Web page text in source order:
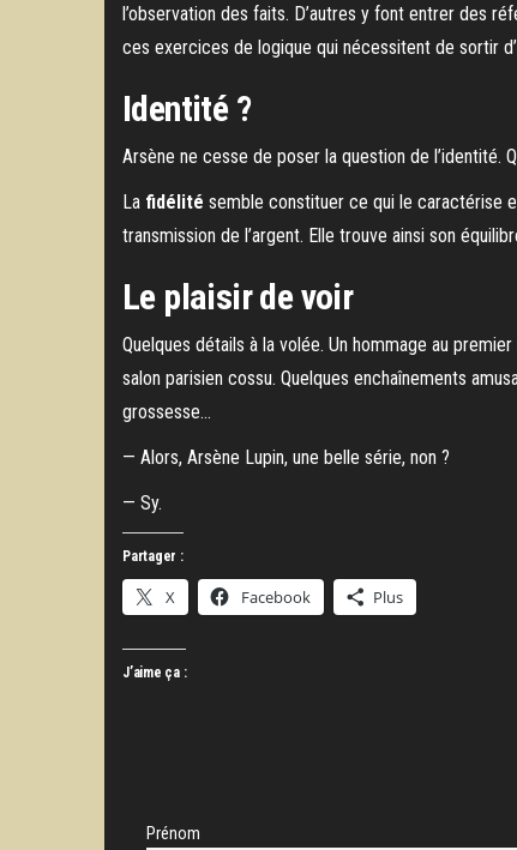
l’observation des faits. D’autres y font entrer des
ces exercices de logique qui nécessitent de sortir
Identité ?
Arsène ne cesse de poser la question de l’identité.
La fidélité semble constituer ce qui le caractérise
transmission de l’argent. Elle trouve ainsi son
Le plaisir de voir
Quelques détails à la volée. Un hommage au
salon parisien cossu. Quelques enchaînements
grossesse…
— Alors, Arsène Lupin, une belle série, non ?
— Sy.
Partager :
X Facebook Plus
J’aime ça :
Prénom